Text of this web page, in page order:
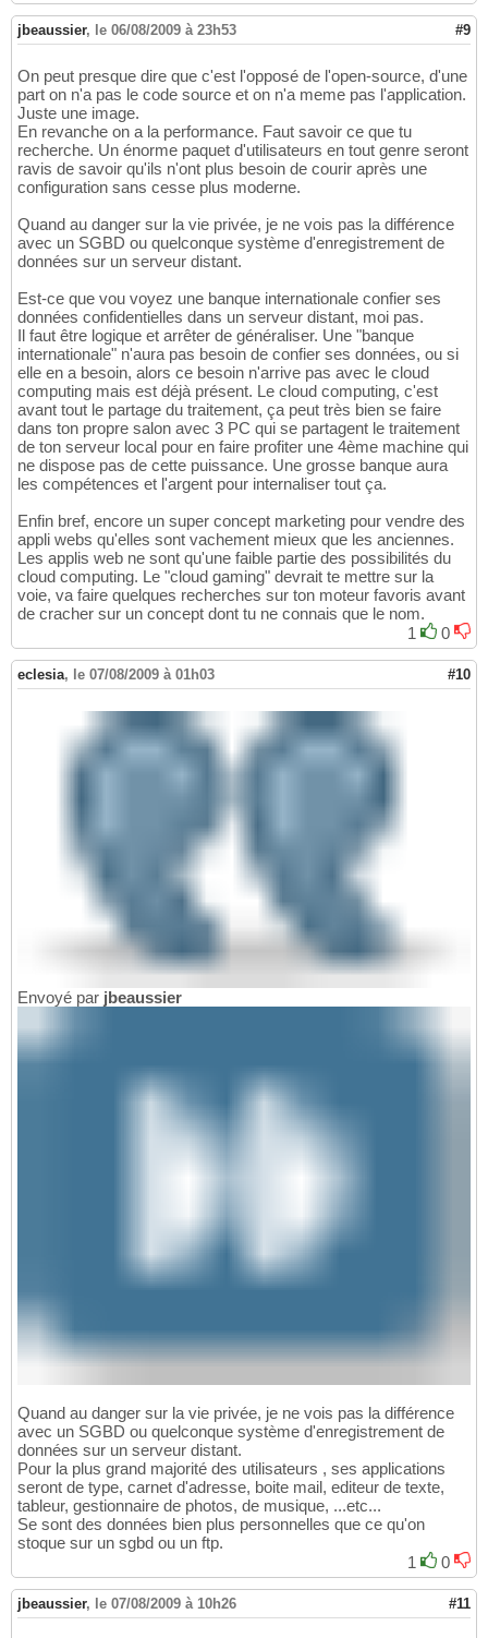
jbeaussier, le 06/08/2009 à 23h53 #9
On peut presque dire que c'est l'opposé de l'open-source, d'une
part on n'a pas le code source et on n'a meme pas l'application.
Juste une image.
En revanche on a la performance. Faut savoir ce que tu
recherche. Un énorme paquet d'utilisateurs en tout genre seront
ravis de savoir qu'ils n'ont plus besoin de courir après une
configuration sans cesse plus moderne.
Quand au danger sur la vie privée, je ne vois pas la différence
avec un SGBD ou quelconque système d'enregistrement de
données sur un serveur distant.
Est-ce que vou voyez une banque internationale confier ses
données confidentielles dans un serveur distant, moi pas.
Il faut être logique et arrêter de généraliser. Une "banque
internationale" n'aura pas besoin de confier ses données, ou si
elle en a besoin, alors ce besoin n'arrive pas avec le cloud
computing mais est déjà présent. Le cloud computing, c'est
avant tout le partage du traitement, ça peut très bien se faire
dans ton propre salon avec 3 PC qui se partagent le traitement
de ton serveur local pour en faire profiter une 4ème machine qui
ne dispose pas de cette puissance. Une grosse banque aura
les compétences et l'argent pour internaliser tout ça.
Enfin bref, encore un super concept marketing pour vendre des
appli webs qu'elles sont vachement mieux que les anciennes.
Les applis web ne sont qu'une faible partie des possibilités du
cloud computing. Le "cloud gaming" devrait te mettre sur la
voie, va faire quelques recherches sur ton moteur favoris avant
de cracher sur un concept dont tu ne connais que le nom.
1
0
eclesia, le 07/08/2009 à 01h03 #10
Envoyé par jbeaussier
Quand au danger sur la vie privée, je ne vois pas la différence
avec un SGBD ou quelconque système d'enregistrement de
données sur un serveur distant.
Pour la plus grand majorité des utilisateurs , ses applications
seront de type, carnet d'adresse, boite mail, editeur de texte,
tableur, gestionnaire de photos, de musique, ...etc...
Se sont des données bien plus personnelles que ce qu'on
stoque sur un sgbd ou un ftp.
1
0
jbeaussier, le 07/08/2009 à 10h26 #11